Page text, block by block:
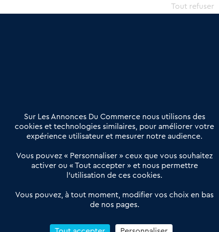
commercial et les collectivités territoriales, simple et intégrant
Offres Pro
Actualités
Qui sommes nous ?
Derniers articles
Réseau 3C : un partenaire national dédié aux transactions
Petitscommerces : Un partenariat au service du commerce de
proximité et des territoires
Sur Les Annonces Du Commerce nous utilisons des
cookies et technologies similaires, pour améliorer votre
expérience utilisateur et mesurer notre audience.
Vous pouvez « Personnaliser » ceux que vous souhaitez
activer ou « Tout accepter » et nous permettre
l’utilisation de ces cookies.
Vous pouvez, à tout moment, modifier vos choix en bas
de nos pages.
Tout refuser